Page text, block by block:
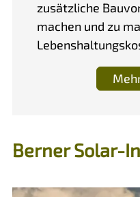
zusätzliche
machen und zu
Berner Solar-